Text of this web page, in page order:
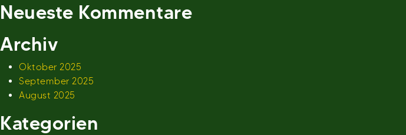
Neueste Kommentare
Archiv
Oktober 2025
September 2025
August 2025
Kategorien